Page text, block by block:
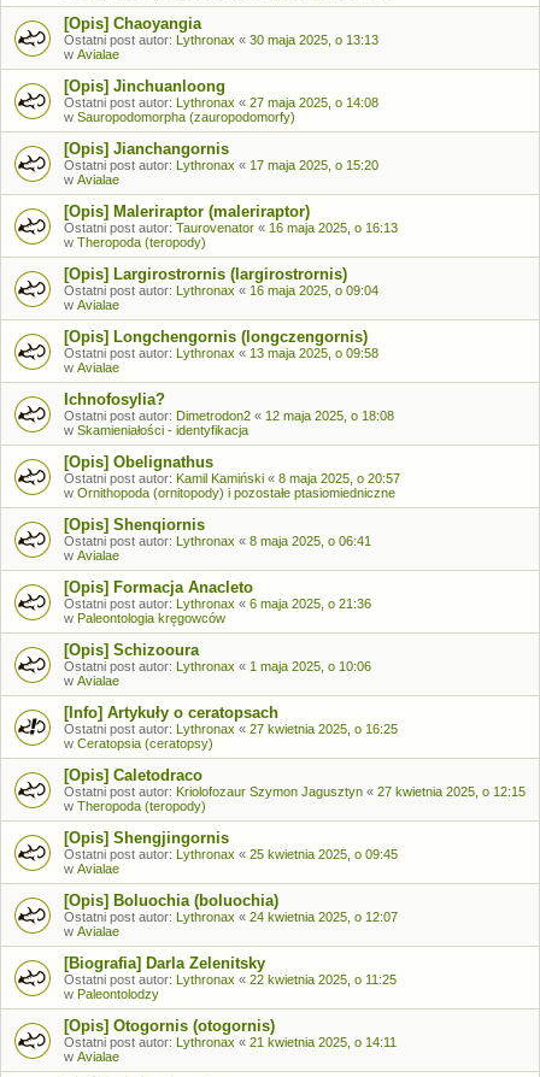
[Opis] Chaoyangia
Ostatni post autor: Lythronax « 30 maja 2025, o 13:13
w Avialae
[Opis] Jinchuanloong
Ostatni post autor: Lythronax « 27 maja 2025, o 14:08
w Sauropodomorpha (zauropodomorfy)
[Opis] Jianchangornis
Ostatni post autor: Lythronax « 17 maja 2025, o 15:20
w Avialae
[Opis] Maleriraptor (maleriraptor)
Ostatni post autor: Taurovenator « 16 maja 2025, o 16:13
w Theropoda (teropody)
[Opis] Largirostrornis (largirostrornis)
Ostatni post autor: Lythronax « 16 maja 2025, o 09:04
w Avialae
[Opis] Longchengornis (longczengornis)
Ostatni post autor: Lythronax « 13 maja 2025, o 09:58
w Avialae
Ichnofosylia?
Ostatni post autor: Dimetrodon2 « 12 maja 2025, o 18:08
w Skamieniałości - identyfikacja
[Opis] Obelignathus
Ostatni post autor: Kamil Kamiński « 8 maja 2025, o 20:57
w Ornithopoda (ornitopody) i pozostałe ptasiomiedniczne
[Opis] Shenqiornis
Ostatni post autor: Lythronax « 8 maja 2025, o 06:41
w Avialae
[Opis] Formacja Anacleto
Ostatni post autor: Lythronax « 6 maja 2025, o 21:36
w Paleontologia kręgowców
[Opis] Schizooura
Ostatni post autor: Lythronax « 1 maja 2025, o 10:06
w Avialae
[Info] Artykuły o ceratopsach
Ostatni post autor: Lythronax « 27 kwietnia 2025, o 16:25
w Ceratopsia (ceratopsy)
[Opis] Caletodraco
Ostatni post autor: Kriolofozaur Szymon Jagusztyn « 27 kwietnia 2025, o 12:15
w Theropoda (teropody)
[Opis] Shengjingornis
Ostatni post autor: Lythronax « 25 kwietnia 2025, o 09:45
w Avialae
[Opis] Boluochia (boluochia)
Ostatni post autor: Lythronax « 24 kwietnia 2025, o 12:07
w Avialae
[Biografia] Darla Zelenitsky
Ostatni post autor: Lythronax « 22 kwietnia 2025, o 11:25
w Paleontolodzy
[Opis] Otogornis (otogornis)
Ostatni post autor: Lythronax « 21 kwietnia 2025, o 14:11
w Avialae